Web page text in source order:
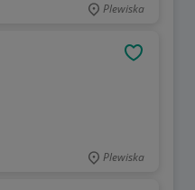
Plewiska
Plewiska